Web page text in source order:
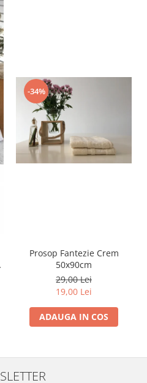
-34%
Prosop Fantezie Crem
50x90cm
29,00 Lei
19,00 Lei
ADAUGA IN COS